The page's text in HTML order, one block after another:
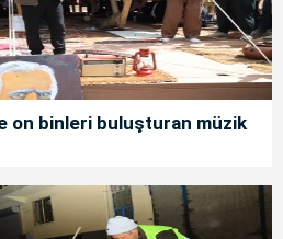
on binleri buluşturan müzik